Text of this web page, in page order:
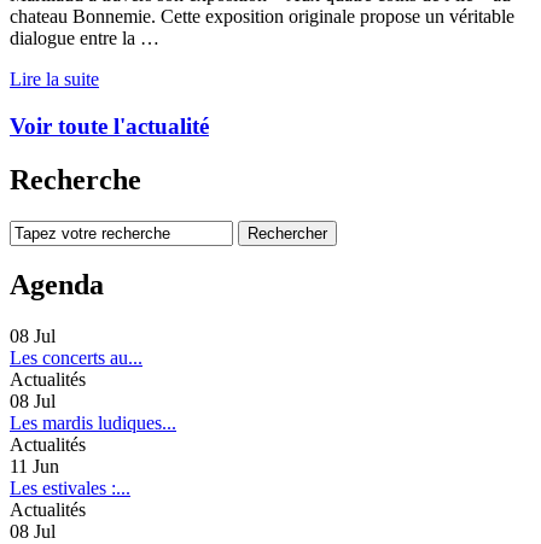
chateau Bonnemie. Cette exposition originale propose un véritable
dialogue entre la …
Lire la suite
Voir toute l'actualité
Recherche
Agenda
08 Jul
Les concerts au...
Actualités
08 Jul
Les mardis ludiques...
Actualités
11 Jun
Les estivales :...
Actualités
08 Jul